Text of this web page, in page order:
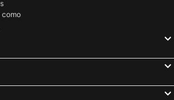
como